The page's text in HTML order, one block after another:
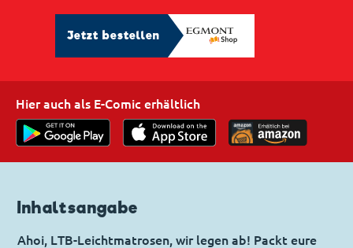
Jetzt bestellen
Hier auch als E-Comic erhältlich
Inhaltsangabe
Ahoi, LTB-Leichtmatrosen, wir legen ab! Packt eure